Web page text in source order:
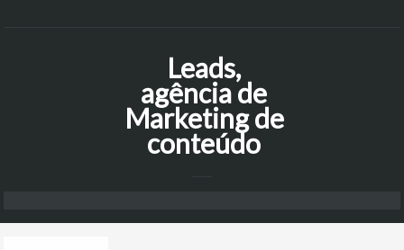
Leads,
agência de
Marketing de
conteúdo